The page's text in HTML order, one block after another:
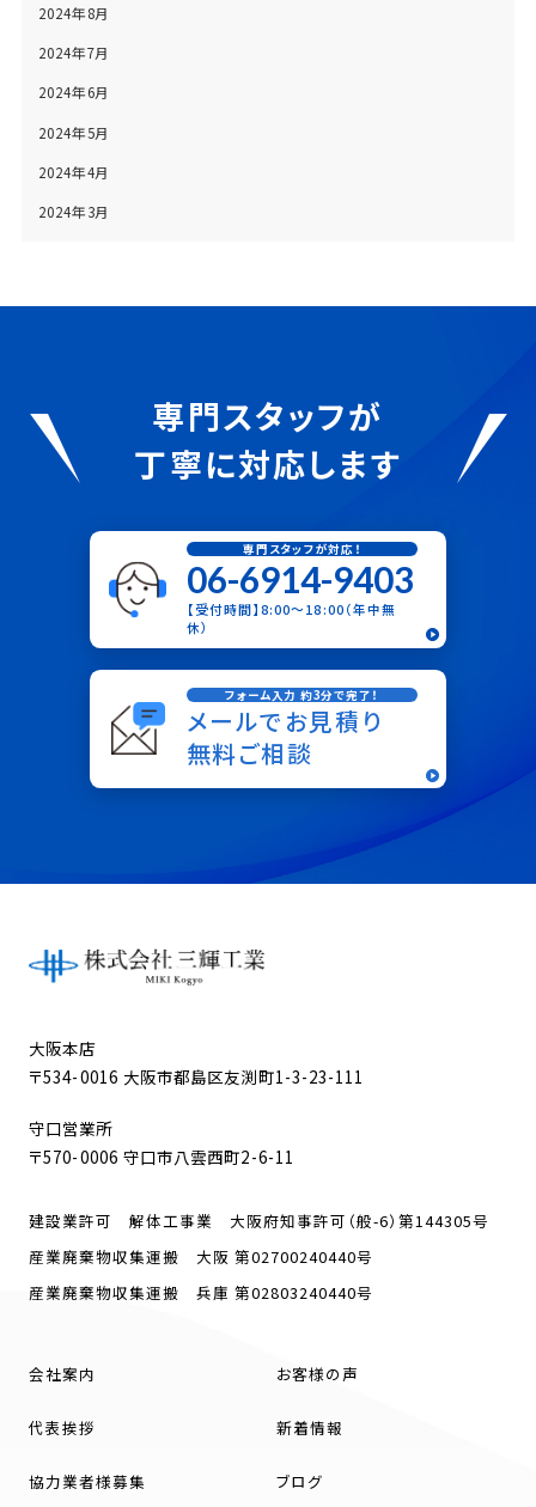
2024年8月
2024年7月
2024年6月
2024年5月
2024年4月
2024年3月
専門スタッフが
丁寧に対応します
専門スタッフが対応！
06-6914-9403
【受付時間】8:00〜18:00（年中無
休）
フォーム入力 約3分で完了！
メールでお見積り
無料ご相談
大阪本店
〒534-0016 大阪市都島区友渕町1-3-23-111
守口営業所
〒570-0006 守口市八雲西町2-6-11
建設業許可 解体工事業 大阪府知事許可（般-6）第144305号
産業廃棄物収集運搬 大阪 第02700240440号
産業廃棄物収集運搬 兵庫 第02803240440号
会社案内
代表挨拶
協力業者様募集
お客様の声
新着情報
ブログ